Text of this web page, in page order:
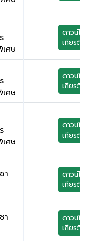
ศษ
ดาวน์โหล
เกียรติบัต
ศษ
ดาวน์โหล
เกียรติบัต
ศษ
ดาวน์โหล
เกียรติบัต
า
ดาวน์โหล
เกียรติบัต
า
ดาวน์โหล
เกียรติบัต